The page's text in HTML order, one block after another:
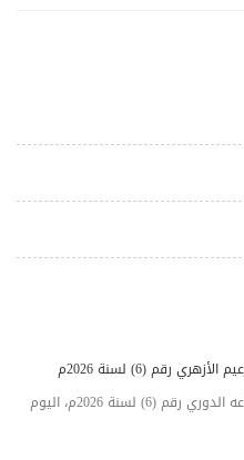
رقم (6) لسنة 2026م
عقد مجلس العمداء اجتماعه الدوري رقم (6) لسنة 2026م، اليوم